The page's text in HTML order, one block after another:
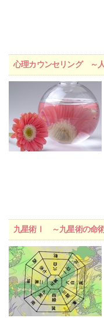
心理カウンセリング ～
九星術Ⅰ ～九星術の命